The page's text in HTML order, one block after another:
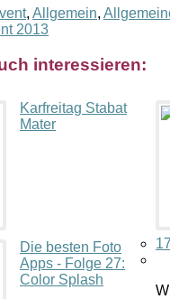
, Allgemein,
2013
interessieren:
Karfreitag Stabat
Mater
Die besten Foto
Apps - Folge 27:
Color Splash